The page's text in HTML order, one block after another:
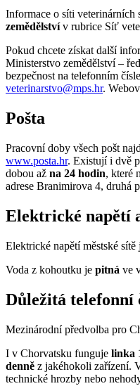
Informace o síti veterinárních
zemědělstvív rubrice Síť
Pokud chcete získat další
Ministerstvo zemědělství –
bezpečnost na telefonním
veterinarstvo@mps.hr.
Pošta
Pracovní doby všech pošt
www.posta.hr. Existují i dvě
dobou až na 24 hodin, které
adrese Branimirova 4, druhá
Elektrické napětí
Elektrické napětí městské sítě
Voda z kohoutku je pitná ve
Důležitá telefonní
Mezinárodní předvolba pro
I v Chorvatsku funguje linka
denně z jakéhokoli zařízení.
technické hrozby nebo